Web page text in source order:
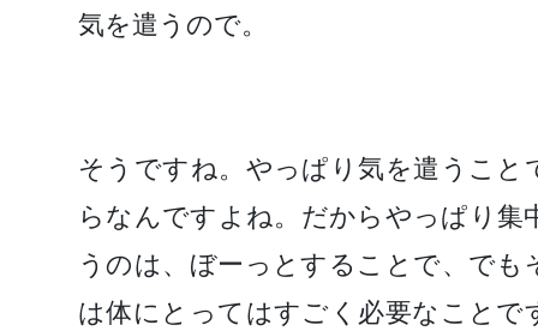
気を遣うので。
そうですね。やっぱり気を遣うこと
らなんですよね。だからやっぱり集
うのは、ぼーっとすることで、でも
は体にとってはすごく必要なことで